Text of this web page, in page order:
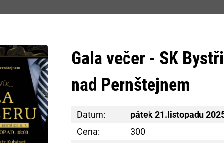
ÚŘAD
Gala večer - SK
nad Pernštejnem
Datum:
pátek 21.listopadu
Cena:
300